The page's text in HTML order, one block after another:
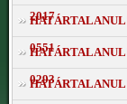
2017
0551
0293